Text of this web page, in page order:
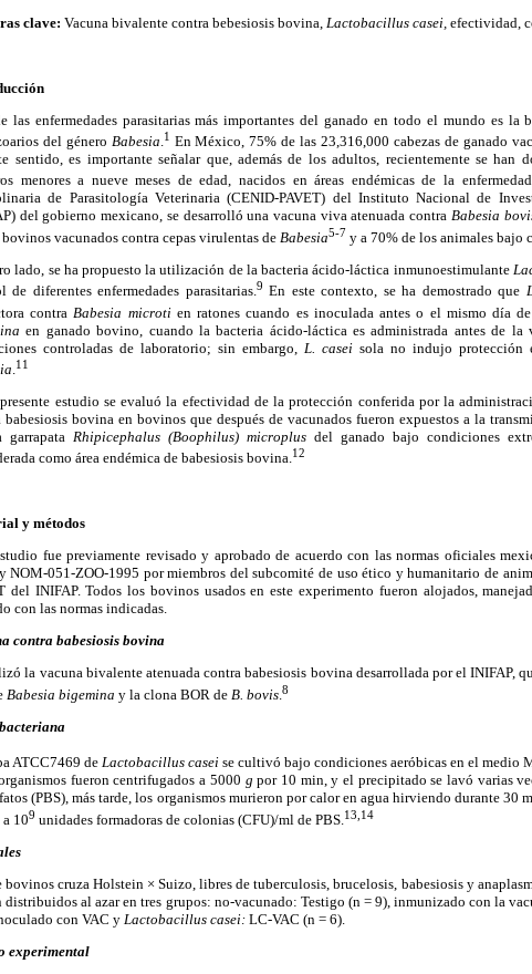
clave: Vacuna bivalente contra bebesiosis bovina, Lactobacillus casei, efectividad,
las enfermedades parasitarias más importantes del ganado en todo el mundo es la
del género Babesia.1 En México, 75% de las 23,316,000 cabezas de ganado
sentido, es importante señalar que, además de los adultos, recientemente se han
menores a nueve meses de edad, nacidos en áreas endémicas de la
de Parasitología Veterinaria (CENID-PAVET) del Instituto Nacional de
del gobierno mexicano, se desarrolló una vacuna viva atenuada contra Babesia
vacunados contra cepas virulentas de Babesia5-7 y a 70% de los animales bajo
lado, se ha propuesto la utilización de la bacteria ácido-láctica inmunoestimulante
de diferentes enfermedades parasitarias.9 En este contexto, se ha demostrado que
contra Babesia microtien ratones cuando es inoculada antes o el mismo día
en ganado bovino, cuando la bacteria ácido-láctica es administrada antes de
controladas de laboratorio; sin embargo, L. casei sola no indujo protección
11
estudio se evaluó la efectividad de la protección conferida por la
babesiosis bovina en bovinos que después de vacunados fueron expuestos a la
garrapata Rhipicephalus (Boophilus) microplus del ganado bajo condiciones
como área endémica de babesiosis bovina.12
y métodos
fue previamente revisado y aprobado de acuerdo con las normas oficiales
NOM-051-ZOO-1995 por miembros del subcomité de uso ético y humanitario de
del INIFAP. Todos los bovinos usados en este experimento fueron alojados,
con las normas indicadas.
contra babesiosis bovina
la vacuna bivalente atenuada contra babesiosis bovina desarrollada por el INIFAP,
Babesia bigemina y la clona BOR de B. bovis 8
ATCC7469 de Lactobacillus casei se cultivó bajo condiciones aeróbicas en el medio
fueron centrifugados a 5000 g por 10 min, y el precipitado se lavó varias
(PBS), más tarde, los organismos murieron por calor en agua hirviendo durante 30
109 unidades formadoras de colonias (CFU)/ml de PBS. 13,14
bovinos cruza Holstein × Suizo, libres de tuberculosis, brucelosis, babesiosis y
distribuidos al azar en tres grupos: no-vacunado: Testigo (n = 9), inmunizado con la
con VAC y Lactobacillus casei: LC-VAC (n = 6).
experimental